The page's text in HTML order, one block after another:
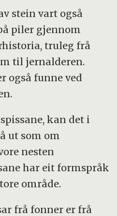
stein vart også
piler gjennom
truleg frå
til jernalderen.
også funne ved
kan det i
ut som om
nesten
har eit formspråk
område.
frå fonner er frå